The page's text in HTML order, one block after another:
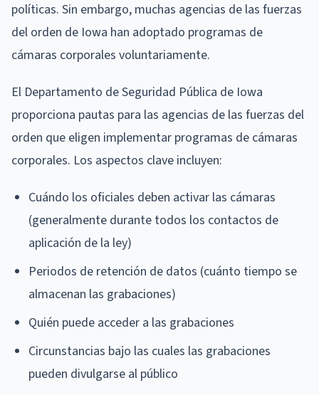
políticas. Sin embargo, muchas agencias de las fuerzas
del orden de Iowa han adoptado programas de
cámaras corporales voluntariamente.
El Departamento de Seguridad Pública de Iowa
proporciona pautas para las agencias de las fuerzas del
orden que eligen implementar programas de cámaras
corporales. Los aspectos clave incluyen:
Cuándo los oficiales deben activar las cámaras
(generalmente durante todos los contactos de
aplicación de la ley)
Periodos de retención de datos (cuánto tiempo se
almacenan las grabaciones)
Quién puede acceder a las grabaciones
Circunstancias bajo las cuales las grabaciones
pueden divulgarse al público